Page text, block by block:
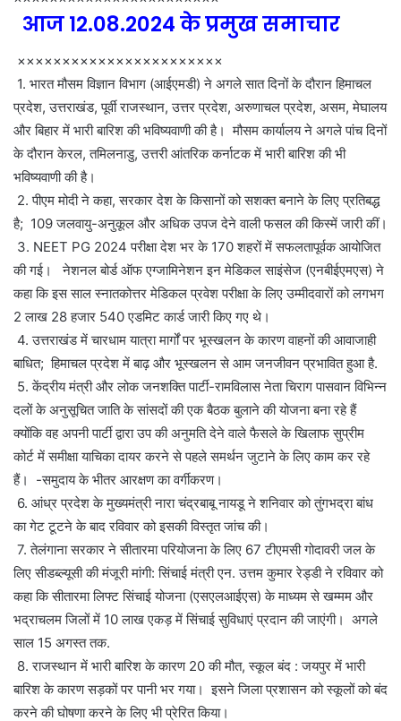
आज 12.08.2024 के प्रमुख समाचार
×××××××××××××××××××××××
1. भारत मौसम विज्ञान विभाग (आईएमडी) ने अगले सात दिनों के दौरान हिमाचल
प्रदेश, उत्तराखंड, पूर्वी राजस्थान, उत्तर प्रदेश, अरुणाचल प्रदेश, असम, मेघालय
और बिहार में भारी बारिश की भविष्यवाणी की है। मौसम कार्यालय ने अगले पांच दिनों
के दौरान केरल, तमिलनाडु, उत्तरी आंतरिक कर्नाटक में भारी बारिश की भी
भविष्यवाणी की है।
2. पीएम मोदी ने कहा, सरकार देश के किसानों को सशक्त बनाने के लिए प्रतिबद्ध
है; 109 जलवायु-अनुकूल और अधिक उपज देने वाली फसल की किस्में जारी कीं।
3. NEET PG 2024 परीक्षा देश भर के 170 शहरों में सफलतापूर्वक आयोजित
की गई। नेशनल बोर्ड ऑफ एग्जामिनेशन इन मेडिकल साइंसेज (एनबीईएमएस) ने
कहा कि इस साल स्नातकोत्तर मेडिकल प्रवेश परीक्षा के लिए उम्मीदवारों को लगभग
2 लाख 28 हजार 540 एडमिट कार्ड जारी किए गए थे।
4. उत्तराखंड में चारधाम यात्रा मार्गों पर भूस्खलन के कारण वाहनों की आवाजाही
बाधित; हिमाचल प्रदेश में बाढ़ और भूस्खलन से आम जनजीवन प्रभावित हुआ है.
5. केंद्रीय मंत्री और लोक जनशक्ति पार्टी-रामविलास नेता चिराग पासवान विभिन्न
दलों के अनुसूचित जाति के सांसदों की एक बैठक बुलाने की योजना बना रहे हैं
क्योंकि वह अपनी पार्टी द्वारा उप की अनुमति देने वाले फैसले के खिलाफ सुप्रीम
कोर्ट में समीक्षा याचिका दायर करने से पहले समर्थन जुटाने के लिए काम कर रहे
हैं। -समुदाय के भीतर आरक्षण का वर्गीकरण।
6. आंध्र प्रदेश के मुख्यमंत्री नारा चंद्रबाबू नायडू ने शनिवार को तुंगभद्रा बांध
का गेट टूटने के बाद रविवार को इसकी विस्तृत जांच की।
7. तेलंगाना सरकार ने सीतारमा परियोजना के लिए 67 टीएमसी गोदावरी जल के
लिए सीडब्ल्यूसी की मंजूरी मांगी: सिंचाई मंत्री एन. उत्तम कुमार रेड्डी ने रविवार को
कहा कि सीतारमा लिफ्ट सिंचाई योजना (एसएलआईएस) के माध्यम से खम्मम और
भद्राचलम जिलों में 10 लाख एकड़ में सिंचाई सुविधाएं प्रदान की जाएंगी। अगले
साल 15 अगस्त तक.
8. राजस्थान में भारी बारिश के कारण 20 की मौत, स्कूल बंद : जयपुर में भारी
बारिश के कारण सड़कों पर पानी भर गया। इसने जिला प्रशासन को स्कूलों को बंद
करने की घोषणा करने के लिए भी प्रेरित किया।